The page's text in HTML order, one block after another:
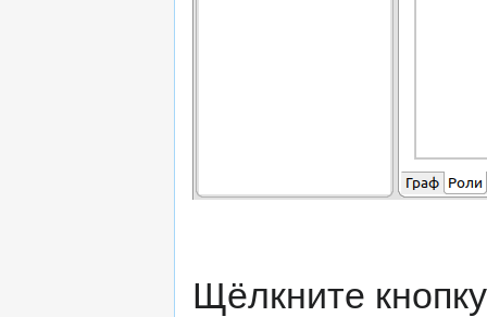
Щёлкните